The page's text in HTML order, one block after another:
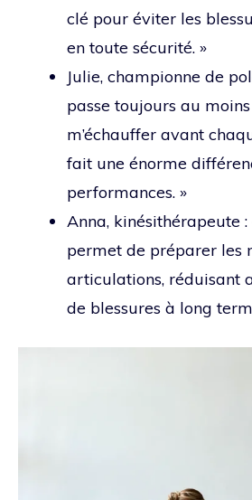
clé pour éviter les
en toute sécurité. »
Julie, championne de
passe toujours au
m’échauffer avant
fait une énorme
performances. »
Anna, kinésithérapeute :
permet de préparer les
articulations, réduisant
de blessures à long